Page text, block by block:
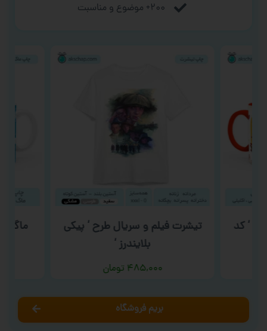
۲۰۰+ موضوع و مناسبت
‘ کد
تیشرت فیلم و سریال طرح ‘ پیکی
بلایندرز ‘
۴۸۵,۰۰۰ تومان
ماگ
بریم فروشگاه